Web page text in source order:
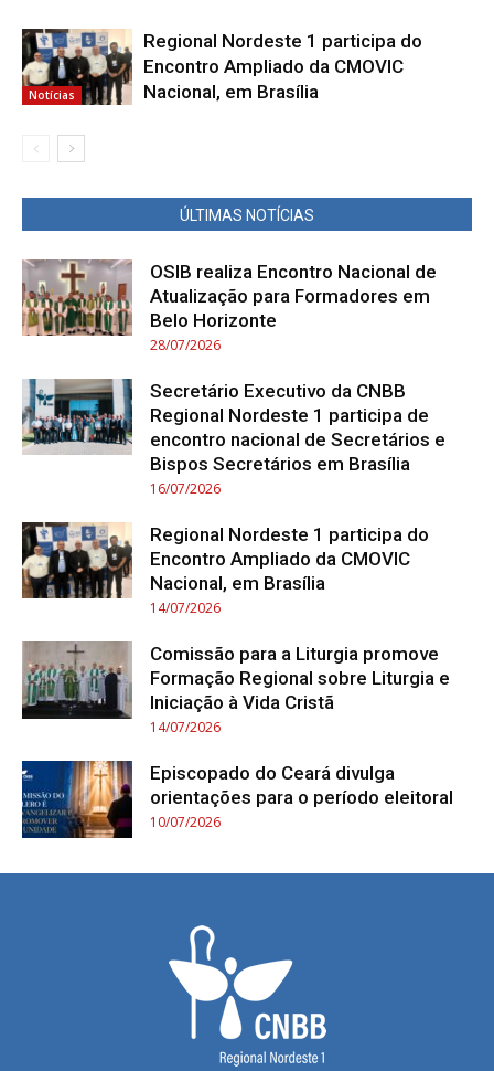
Notícias
Regional Nordeste 1 participa do
Encontro Ampliado da CMOVIC
Nacional, em Brasília
ÚLTIMAS NOTÍCIAS
OSIB realiza Encontro Nacional de
Atualização para Formadores em
Belo Horizonte
28/07/2026
Secretário Executivo da CNBB
Regional Nordeste 1 participa de
encontro nacional de Secretários e
Bispos Secretários em Brasília
16/07/2026
Regional Nordeste 1 participa do
Encontro Ampliado da CMOVIC
Nacional, em Brasília
14/07/2026
Comissão para a Liturgia promove
Formação Regional sobre Liturgia e
Iniciação à Vida Cristã
14/07/2026
Episcopado do Ceará divulga
orientações para o período eleitoral
10/07/2026